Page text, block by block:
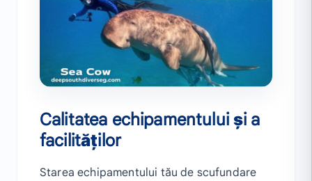
Calitatea echipamentului și a
facilităților
Starea echipamentului tău de scufundare